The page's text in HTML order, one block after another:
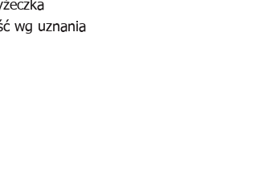
wg uznania